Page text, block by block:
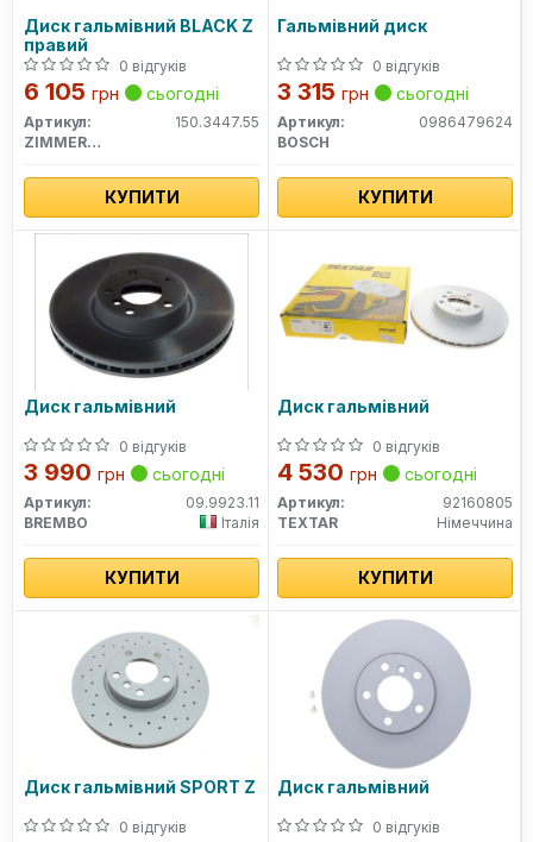
Диск гальмівний BLACK Z
правий
0 відгуків
6 105 грн сьогодні
Артикул:
150.3447.55
ZIMMERMANN
КУПИТИ
Гальмівний диск
0 відгуків
3 315 грн сьогодні
Артикул:
0986479624
BOSCH
КУПИТИ
Диск гальмівний
0 відгуків
3 990 грн сьогодні
Артикул:
09.9923.11
BREMBO
Італія
КУПИТИ
Диск гальмівний
0 відгуків
4 530 грн сьогодні
Артикул:
92160805
TEXTAR
Німеччина
КУПИТИ
Диск гальмівний SPORT Z
0 відгуків
Диск гальмівний
0 відгуків